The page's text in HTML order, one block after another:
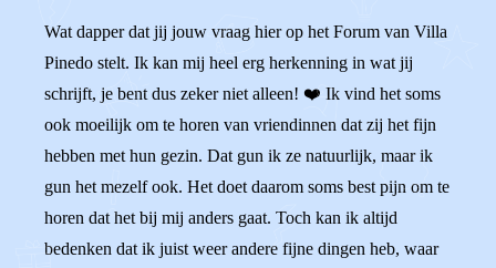
Wat dapper dat jij jouw vraag hier op het Forum van Villa
Pinedo stelt. Ik kan mij heel erg herkenning in wat jij
schrijft, je bent dus zeker niet alleen! ❤️ Ik vind het soms
ook moeilijk om te horen van vriendinnen dat zij het fijn
hebben met hun gezin. Dat gun ik ze natuurlijk, maar ik
gun het mezelf ook. Het doet daarom soms best pijn om te
horen dat het bij mij anders gaat. Toch kan ik altijd
bedenken dat ik juist weer andere fijne dingen heb, waar